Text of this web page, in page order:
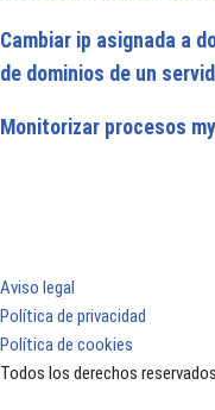
Cambiar ip asignada a
de dominios de un
Monitorizar procesos
Aviso legal
Política de privacidad
Política de cookies
Todos los derechos reservados